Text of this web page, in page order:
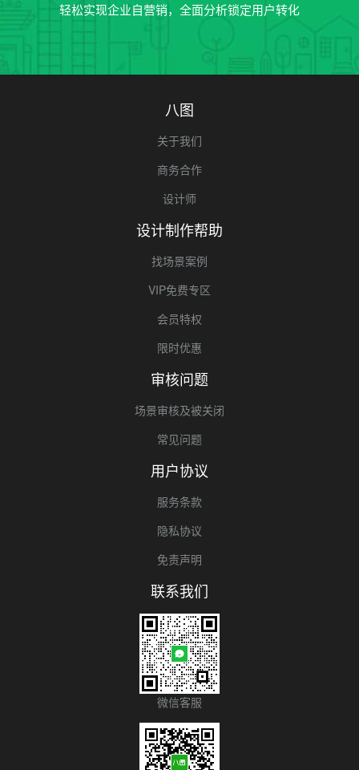
轻松实现企业自营销，全面分析锁定用户转化
八图
关于我们
商务合作
设计师
设计制作帮助
找场景案例
VIP免费专区
会员特权
限时优惠
审核问题
场景审核及被关闭
常见问题
用户协议
服务条款
隐私协议
免责声明
联系我们
微信客服